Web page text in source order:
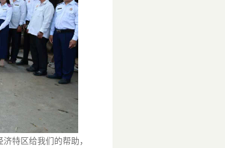
特区给我们的帮助，